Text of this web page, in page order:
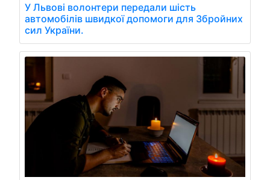
У Львові волонтери передали шість
автомобілів швидкої допомоги для Збройних
сил України.